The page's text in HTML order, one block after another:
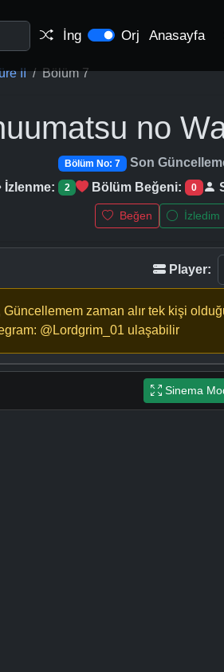
İng Orj Anasayfa
II Bölüm 7
no
Bölüm No: 7 Son
İzlenme:
2 Bölüm Beğeni: 0
Beğen İzledim
Player:
zaman alır tek kişi
@Lordgrim_01 ulaşabilir
Sinema